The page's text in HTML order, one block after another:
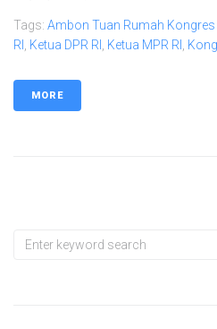
Tags: Ambon Tuan Rumah Kongres
RI , Ketua DPR RI , Ketua MPR RI ,
MORE